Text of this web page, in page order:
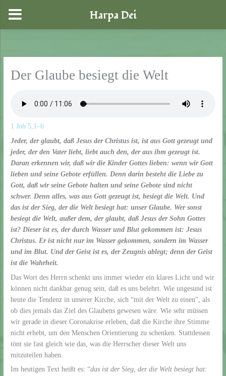
springen
Der Glaube besiegt die Welt
1 Joh 5,1–6
Jeder, der glaubt, daß Jesus der Christus ist, ist aus Gott gezeugt und
jeder, der den Vater liebt, liebt auch den, der aus ihm gezeugt ist.
Daran erkennen wir, daß wir die Kinder Gottes lieben: wenn wir Gott
lieben und seine Gebote erfüllen. Denn darin besteht die Liebe zu
Gott, daß wir seine Gebote halten und seine Gebote sind nicht
schwer. Denn alles, was aus Gott gezeugt ist, besiegt die Welt. Und
das ist der Sieg, der die Welt besiegt hat: unser Glaube. Wer sonst
besiegt die Welt, außer dem, der glaubt, daß Jesus der Sohn Gottes
ist? Dieser ist es, der durch Wasser und Blut gekommen ist: Jesus
Christus. Er ist nicht nur im Wasser gekommen, sondern im Wasser
und im Blut. Und der Geist ist es, der Zeugnis ablegt; denn der Geist
ist die Wahrheit.
Das Wort des Herrn schenkt uns immer wieder ein klares Licht und wir
können nicht dankbar genug sein, daß es uns belehrt. Wie ungesund ist
heute die Tendenz in unserer Kirche, sich “mit der Welt zu einen”, als
ob dies jemals das Ziel des Glaubens gewesen wäre. Wie sehr müssen
wir gerade in dieser Coronakrise erleben, daß die Kirche ihre Stimme
nicht erhebt, um den Menschen Orientierung zu schenken. Stattdessen
tönt sie fast gleich wie das, was die Herrscher dieser Welt uns
mitzuteilen haben.
Im heutigen Text heißt es: “das ist der Sieg, der die Welt besiegt hat:
Harpa Dei